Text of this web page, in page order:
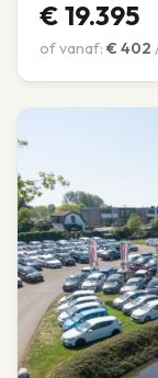
€ 19.395
of vanaf: € 402